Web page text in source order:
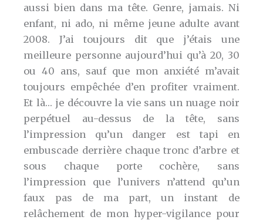
aussi bien dans ma tête. Genre, jamais. Ni
enfant, ni ado, ni même jeune adulte avant
2008. J’ai toujours dit que j’étais une
meilleure personne aujourd’hui qu’à 20, 30
ou 40 ans, sauf que mon anxiété m’avait
toujours empêchée d’en profiter vraiment.
Et là… je découvre la vie sans un nuage noir
perpétuel au-dessus de la tête, sans
l’impression qu’un danger est tapi en
embuscade derrière chaque tronc d’arbre et
sous chaque porte cochère, sans
l’impression que l’univers n’attend qu’un
faux pas de ma part, un instant de
relâchement de mon hyper-vigilance pour